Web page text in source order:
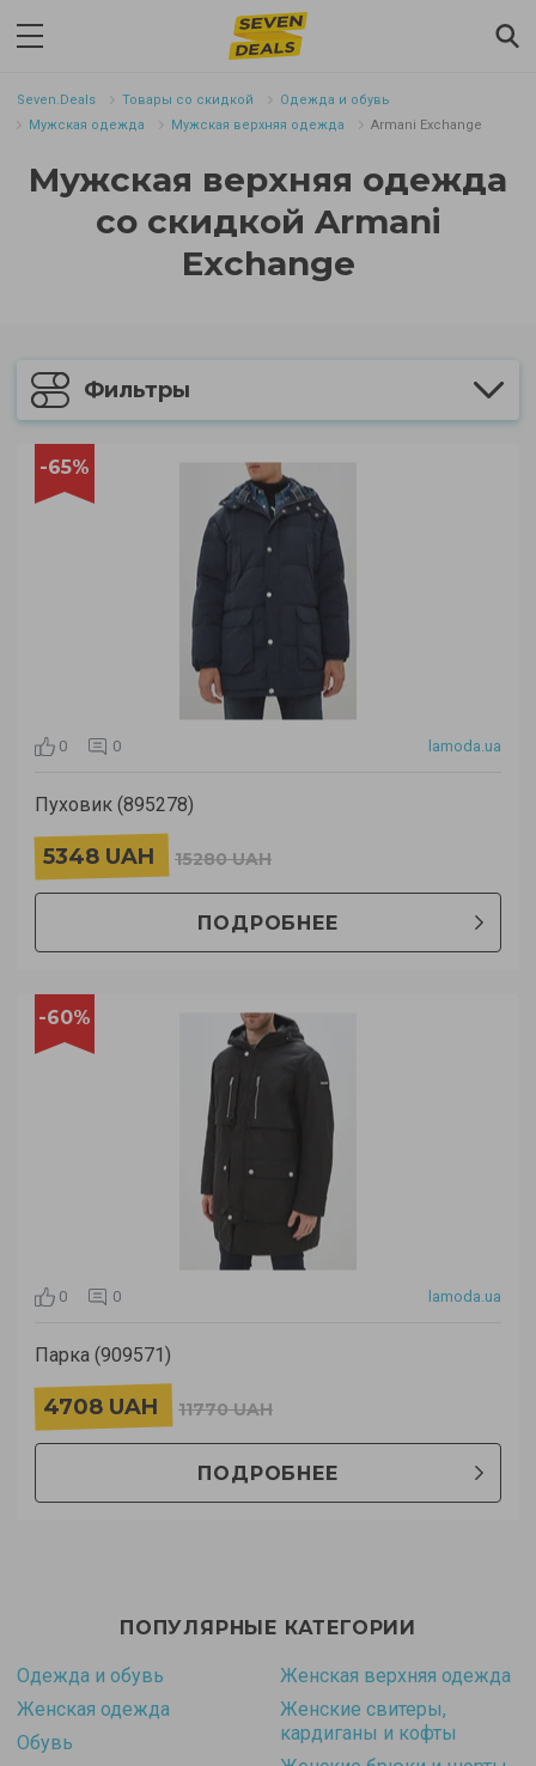
Seven.Deals Товары со скидкой
Одежда и обувь
Мужская одежда
Мужская верхняя одежда Armani Exchange
Мужская верхняя одежда
со скидкой Armani
Exchange
Фильтры
-65%
0 0 lamoda.ua
Пуховик (895278)
5348 UAH 15280 UAH
ПОДРОБНЕЕ
-60%
0 0 lamoda.ua
Парка (909571)
4708 UAH 11770 UAH
ПОДРОБНЕЕ
ПОПУЛЯРНЫЕ КАТЕГОРИИ
Одежда и обувь
Женская одежда
Обувь
Женская верхняя одежда
Женские свитеры,
кардиганы и кофты